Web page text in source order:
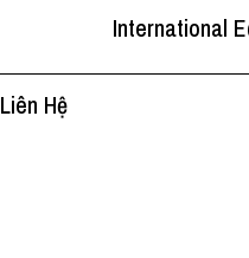
International
Liên Hệ